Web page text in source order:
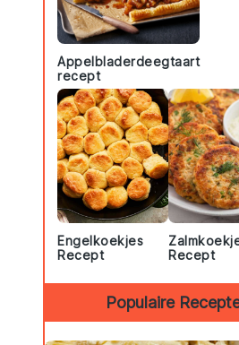
Appelbladerdeegtaart
recept
Engelkoekjes
Recept
Recept
Populaire